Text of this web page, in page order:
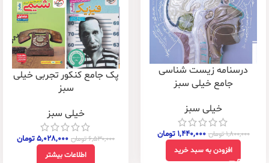
درسنامه زیست شناسی
جامع خیلی سبز
خیلی سبز
۱,۸۰۰,۰۰۰تومان ۱,۴۴۰,۰۰۰ تومان
افزودن به سبد خرید
پک جامع کنکور تجربی خیلی
سبز
خیلی سبز
۶,۵۳۰,۰۰۰تومان ۵,۰۲۸,۰۰۰ تومان
اطلاعات بیشتر